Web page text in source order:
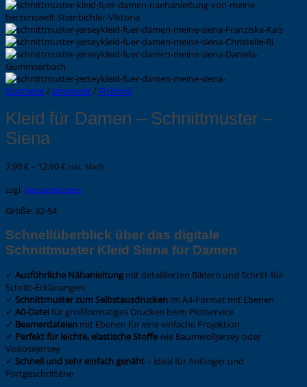
Startseite/ Jahreszeit/ Frühling
Kleid für Damen – Schnittmuster –
Siena
7,90€– 12,90€ inkl. MwSt.
zzgl. Versandkosten
Größe: 32-54
Schnellüberblick über das digitale
Schnittmuster Kleid Siena für Damen
✓ Ausführliche Nähanleitungmit detaillierten Bildern und Schritt-für-
Schritt-Erklärungen
✓ Schnittmuster zum Selbstausdrucken im A4-Format mit Ebenen
✓ A0-Dateifür großformatiges Drucken beim Plotservice
✓ Beamerdateien mit Ebenen für eine einfache Projektion
✓ Perfekt für leichte, elastische Stoffewie Baumwolljersey oder
Viskosejersey
✓ Schnell und sehr einfach genäht– ideal für Anfänger und
Fortgeschrittene